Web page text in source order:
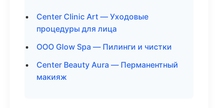
Center Clinic Art — Уходовые
процедуры для лица
ООО Glow Spa — Пилинги и чистки
Center Beauty Aura — Перманентный
макияж